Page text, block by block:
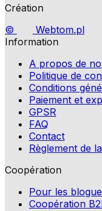
Création
©
Webtom.pl
Information
A propos de
Politique de
Conditions
Paiement et
GPSR
FAQ
Contact
Règlement de
Coopération
Pour les
Coopération